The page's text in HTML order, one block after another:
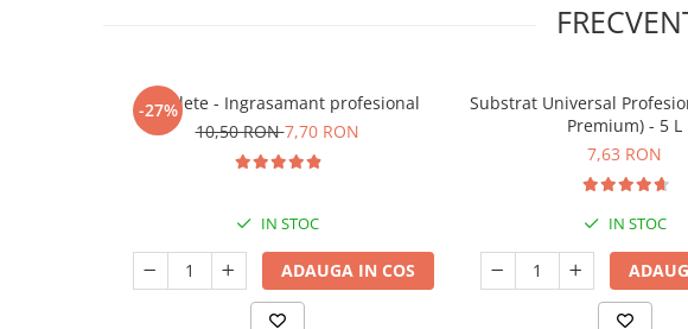
-27%
5 Tablete - Ingrasamant profesional
10,50 RON7,70 RON
IN STOC
ADAUGA IN COS
Substrat Universal
Premium) - 5 L
7,63 RON
IN STOC